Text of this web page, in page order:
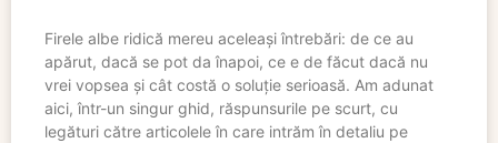
Firele albe ridică mereu aceleași întrebări: de ce au
apărut, dacă se pot da înapoi, ce e de făcut dacă nu
vrei vopsea și cât costă o soluție serioasă. Am adunat
aici, într-un singur ghid, răspunsurile pe scurt, cu
legături către articolele în care intrăm în detaliu pe